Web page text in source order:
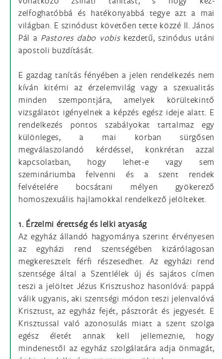
zelfoghatóbbá és hatékonyabbá tegye azt a mai
világban. E szinódust követően tette közzé II. János
Pál a Pastores dabo vobiskezdetű, szinódus utáni
apostoli buzdítását.
E gazdag tanítás fényében a jelen rendelkezés nem
kíván kitérni az érzelemvilág vagy a szexualitás
minden szempontjára, amelyek körültekintő
vizsgálatot igényelnek a képzés egész ideje alatt. E
rendelkezés pontos szabályokat tartalmaz egy
különleges, a mai korban sürgősen
megválaszolandó kérdéssel, konkrétan azzal
kapcsolatban, hogy lehet-e vagy sem
szemináriumba felvenni és a szent rendek
felvételére bocsátani mélyen gyökerező
homoszexuális hajlamokkal rendelkező jelölteket.
1. Érzelmi érettség és lelki atyaság
Az egyház állandó hagyománya szerint érvényesen
az egyházi rend szentségében kizárólagosan
megkeresztelt férfi részesedhet. Az egyházi rend
szentsége által a Szent­lélek új és sajátos címen
teszi a jelöltet Jézus Krisztushoz hasonlóvá: pappá
válik ugyanis, aki szentségi módon teszi jelenvalóvá
Krisztust, az egyház fejét, pásztorát és jegyesét. E
Krisztussal való azonosulás miatt a szent szolga
egész életét annak kell jel­lemeznie, hogy
mindenestől az egyház szolgálatára adja önmagát,